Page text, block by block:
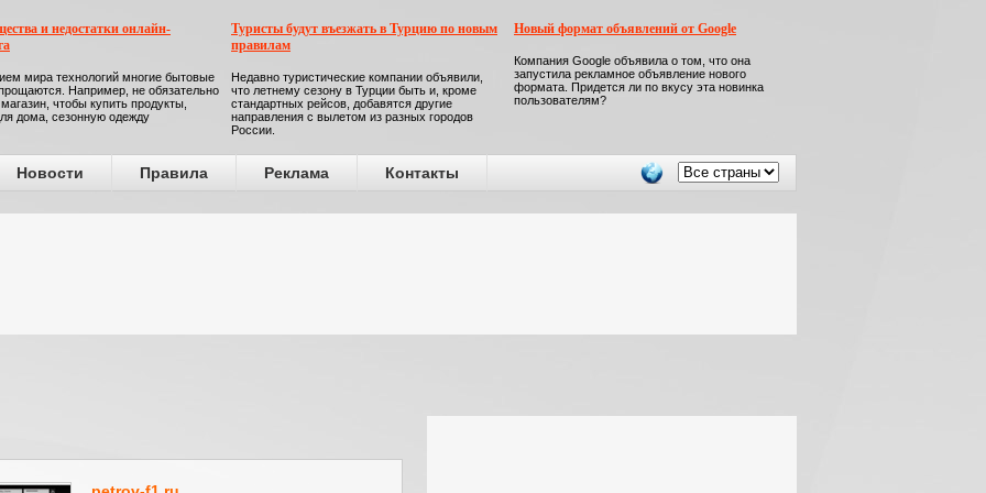
и недостатки онлайн-
мира технологий многие бытовые
Например, не обязательно
чтобы купить продукты,
дома, сезонную одежду
Туристы будут въезжать в Турцию по новым
правилам
Недавно туристические компании объявили,
что летнему сезону в Турции быть и, кроме
стандартных рейсов, добавятся другие
направления с вылетом из разных городов
России.
Новый формат объявлений от Google
Компания Google объявила о том, что она
запустила рекламное объявление нового
формата. Придется ли по вкусу эта новинка
пользователям?
Новости Правила Реклама Контакты